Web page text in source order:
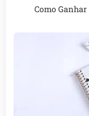
Como